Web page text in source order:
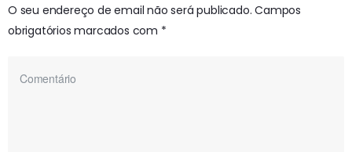
O seu endereço de email não será publicado. Campos
obrigatórios marcados com *